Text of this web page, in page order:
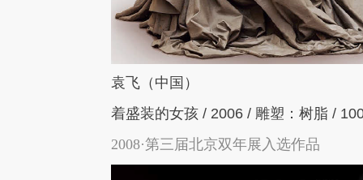
袁飞（中国）
着盛装的女孩 / 2006 / 雕塑： 树脂 /
2008·第三届北京双年展入选作品